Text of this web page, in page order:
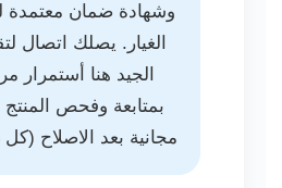
وشهادة ضمان معتمدة
الغيار. يصلك اتصال
الجيد هنا أستمرار
بمتابعة وفحص
مجانية بعد الاصلاح (كل 3 أو 6 أشهر).